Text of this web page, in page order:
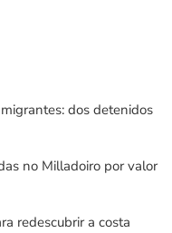
dos detenidos
no Milladoiro por valor
redescubrir a costa